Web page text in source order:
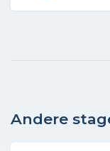
Andere